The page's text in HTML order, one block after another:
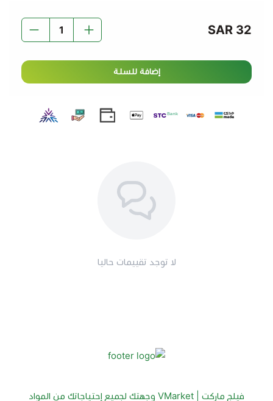
: يمكن تحضيرها بسهولة عبر الشواء أو القلي
للحصول على نكهة رائعة.
الحار والتوابل القوية.
مسحب دجاج حار سيارا 750 جم - لتجربة دجاج حار لذيذ ومميز
في كل مرة.
32 SAR
إضافة للسلة
لا توجد تقييمات حاليا
فيلج ماركت | VMarket وجهتك لجميع إحتياجاتك من المواد